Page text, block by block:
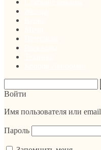
Войти
Имя пользователя или email
Пароль